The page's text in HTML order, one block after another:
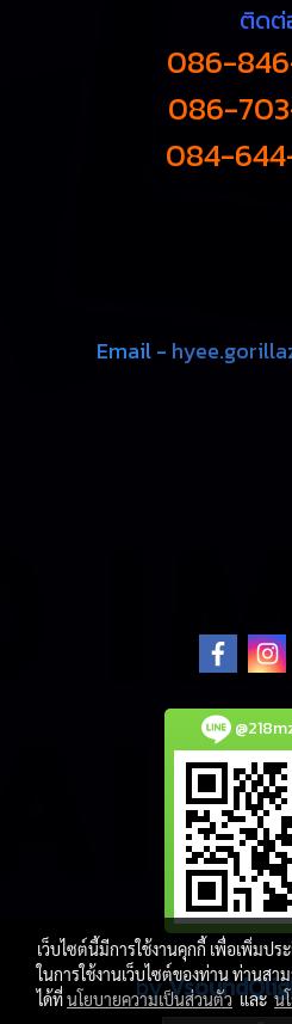
ติดต่
086-
086-
084-
Email -
by
เว็บไซต์นี้มีการใช้งานคุกกี้ เพื่อเพิ่มป
ในการใช้งานเว็บไซต์ของท่าน ท่านสา
ได้ที่นโยบายความเป็นส่วนตัวและน